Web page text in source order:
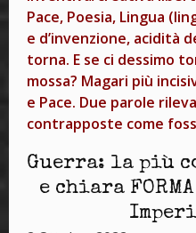
Pace, Poesia, Lingua
e d’invenzione, acidità
torna. E se ci dessimo
mossa? Magari più
e Pace. Due parole
contrapposte come
Guerra: la più
e chiara